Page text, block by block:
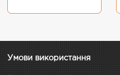
Умови використання